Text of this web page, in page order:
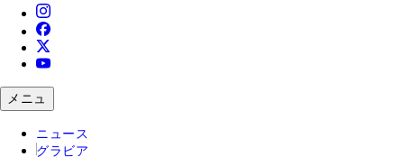
メニュ
ニュース
グラビア